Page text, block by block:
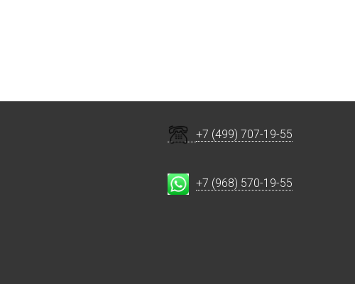
+7 (499) 707-19-55
+7 (968) 570-19-55